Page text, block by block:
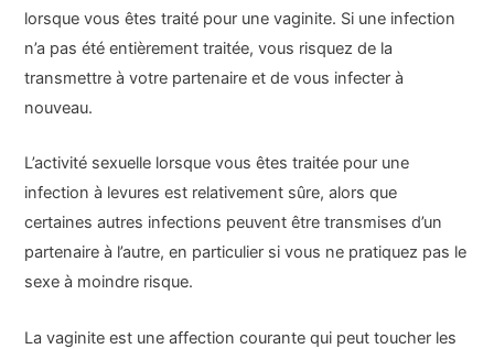
lorsque vous êtes traité pour une vaginite. Si une infection
n’a pas été entièrement traitée, vous risquez de la
transmettre à votre partenaire et de vous infecter à
nouveau.
L’activité sexuelle lorsque vous êtes traitée pour une
infection à levures est relativement sûre, alors que
certaines autres infections peuvent être transmises d’un
partenaire à l’autre, en particulier si vous ne pratiquez pas le
sexe à moindre risque.
La vaginite est une affection courante qui peut toucher les